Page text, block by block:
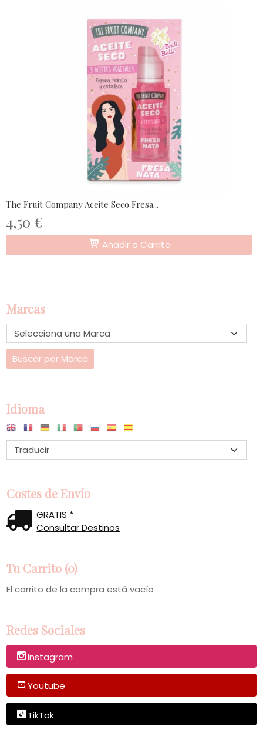
Marcas
Idioma
Costes de Envío
GRATIS *
Consultar Destinos
Tu Carrito (0)
El carrito de la compra está vacío
Redes Sociales
Instagram
Youtube
TikTok
The Fruit Company Aceite Seco Fresa...
4,50 €
Añadir a Carrito